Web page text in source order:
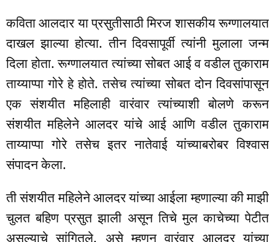
कविता आलदार या प्रसुतीसाठी मिरज शासकीय रूग्णालयात
दाखल झाल्या होत्या. तीन दिवसापूर्वी त्यांनी मुलाला जन्म
दिला होता. रूग्णालयात त्यांच्या सोबत आई व वडील तुकाराम
ताय्याप्पा गोरे हे होते. तसेच त्यांच्या सोबत दोन दिवसांपासून
एक संशयीत महिलाही वारंवार त्यांच्याशी बोलणे करून
संशयीत महिलेने आलदर यांचे आई आणि वडील तुकाराम
ताय्याप्पा गोरे तसेच इतर नातेवाई यांच्याबरोबर विश्वास
संपादन केला.
ती संशयीत महिलेने आलदर यांच्या आईला म्हणाल्या की माझी
चुलत बहिण प्रसुत झाली असून तिचे मुल काचेच्या पेटीत
असल्याचे सांगितले. असे म्हणून वारंवार आलदर यांच्या